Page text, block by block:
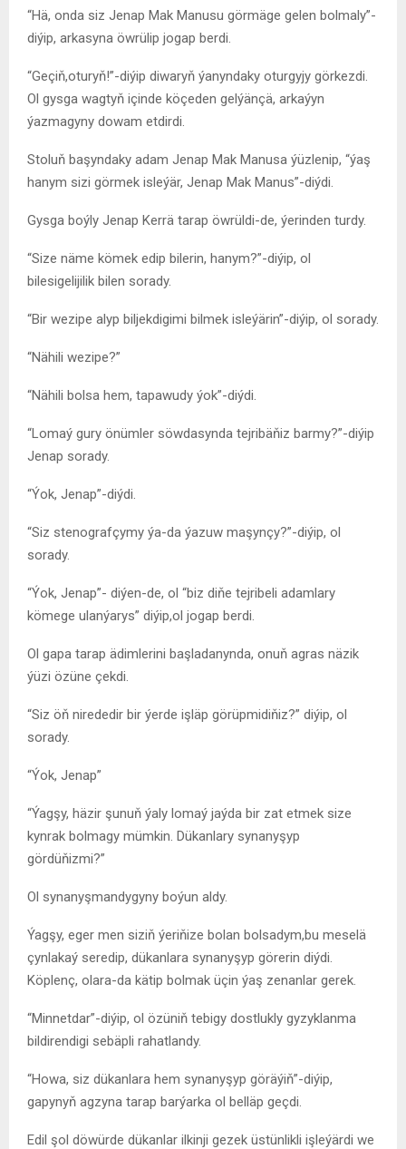
“Hä, onda siz Jenap Mak Manusu görmäge gelen bolmaly”-
diýip, arkasyna öwrülip jogap berdi.
“Geçiň,oturyň!”-diýip diwaryň ýanyndaky oturgyjy görkezdi.
Ol gysga wagtyň içinde köçeden gelýänçä, arkaýyn
ýazmagyny dowam etdirdi.
Stoluň başyndaky adam Jenap Mak Manusa ýüzlenip, “ýaş
hanym sizi görmek isleýär, Jenap Mak Manus”-diýdi.
Gysga boýly Jenap Kerrä tarap öwrüldi-de, ýerinden turdy.
“Size näme kömek edip bilerin, hanym?”-diýip, ol
bilesigelijilik bilen sorady.
“Bir wezipe alyp biljekdigimi bilmek isleýärin”-diýip, ol sorady.
“Nähili wezipe?”
“Nähili bolsa hem, tapawudy ýok”-diýdi.
“Lomaý gury önümler söwdasynda tejribäňiz barmy?”-diýip
Jenap sorady.
“Ýok, Jenap”-diýdi.
“Siz stenografçymy ýa-da ýazuw maşynçy?”-diýip, ol
sorady.
“Ýok, Jenap”- diýen-de, ol “biz diňe tejribeli adamlary
kömege ulanýarys” diýip,ol jogap berdi.
Ol gapa tarap ädimlerini başladanynda, onuň agras näzik
ýüzi özüne çekdi.
“Siz öň nirededir bir ýerde işläp görüpmidiňiz?” diýip, ol
sorady.
“Ýok, Jenap”
“Ýagşy, häzir şunuň ýaly lomaý jaýda bir zat etmek size
kynrak bolmagy mümkin. Dükanlary synanyşyp
gördüňizmi?”
Ol synanyşmandygyny boýun aldy.
Ýagşy, eger men siziň ýeriňize bolan bolsadym,bu meselä
çynlakaý seredip, dükanlara synanyşyp görerin diýdi.
Köplenç, olara-da kätip bolmak üçin ýaş zenanlar gerek.
“Minnetdar”-diýip, ol özüniň tebigy dostlukly gyzyklanma
bildirendigi sebäpli rahatlandy.
“Howa, siz dükanlara hem synanyşyp göräýiň”-diýip,
gapynyň agzyna tarap barýarka ol belläp geçdi.
Edil şol döwürde dükanlar ilkinji gezek üstünlikli işleýärdi we